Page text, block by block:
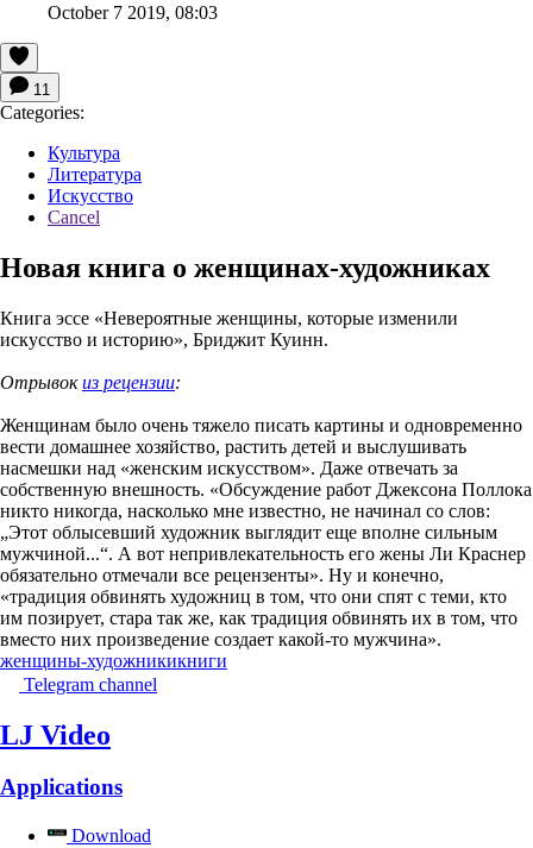
October 7 2019, 08:03
11
Categories:
Культура
Литература
Искусство
Cancel
Новая книга о женщинах-художниках
Книга эссе «Невероятные женщины, которые изменили
искусство и историю», Бриджит Куинн.
Отрывокиз рецензии:
Женщинам было очень тяжело писать картины и одновременно
вести домашнее хозяйство, растить детей и выслушивать
насмешки над «женским искусством». Даже отвечать за
собственную внешность. «Обсуждение работ Джексона Поллока
никто никогда, насколько мне известно, не начинал со слов:
„Этот облысевший художник выглядит еще вполне сильным
мужчиной...“. А вот непривлекательность его жены Ли Краснер
обязательно отмечали все рецензенты». Ну и конечно,
«традиция обвинять художниц в том, что они спят с теми, кто
им позирует, стара так же, как традиция обвинять их в том, что
вместо них произведение создает какой-то мужчина».
женщины-художникикниги
Telegram channel
LJ Video
Applications
Download